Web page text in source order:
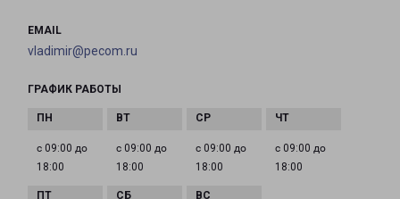
EMAIL
vladimir@pecom.ru
ГРАФИК РАБОТЫ
с 09:00 до
18:00
с 09:00 до
18:00
с 09:00 до
18:00
с 09:00 до
18:00